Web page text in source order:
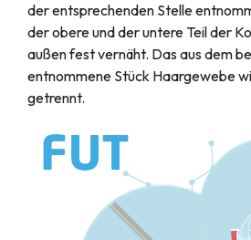
der entsprechenden Stelle
der obere und der untere Teil der
außen fest vernäht. Das aus dem
entnommene Stück Haargewebe
getrennt.